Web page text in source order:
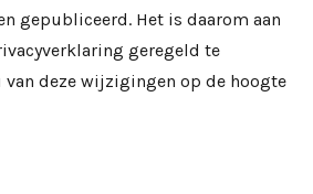
gepubliceerd. Het is daarom aan
geregeld te
van deze wijzigingen op de hoogte